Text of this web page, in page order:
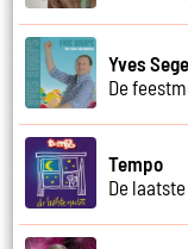
Yves
De
Tempo
De